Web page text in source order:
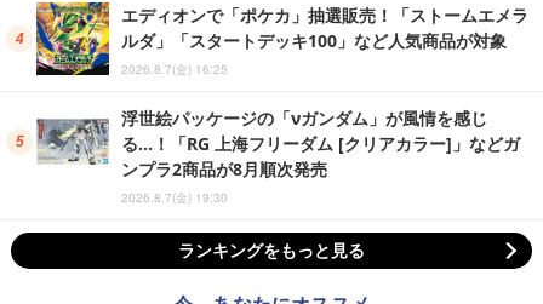
エディオンで「ポケカ」抽選販売！「ストームエメラ
ルダ」「スタートデッキ100」など人気商品が対象
2026.8.7(金) 16:25
浮世絵パッケージの「νガンダム」が風情を感じ
る…！「RG 上海フリーダム [クリアカラー]」などガ
ンプラ2商品が8月順次発売
2026.8.7(金) 19:30
ランキングをもっと見る